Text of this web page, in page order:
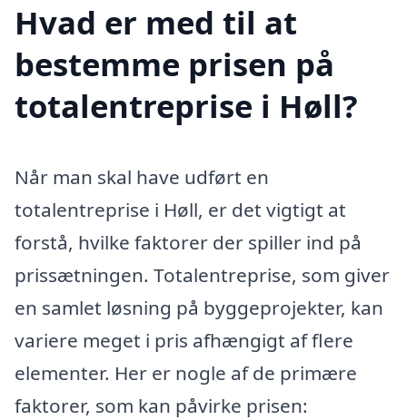
Hvad er med til at
bestemme prisen på
totalentreprise i Høll?
Når man skal have udført en
totalentreprise i Høll, er det vigtigt at
forstå, hvilke faktorer der spiller ind på
prissætningen. Totalentreprise, som giver
en samlet løsning på byggeprojekter, kan
variere meget i pris afhængigt af flere
elementer. Her er nogle af de primære
faktorer, som kan påvirke prisen: